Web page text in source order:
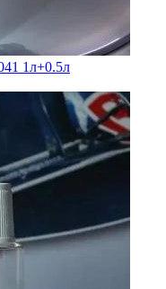
1л+0.5л